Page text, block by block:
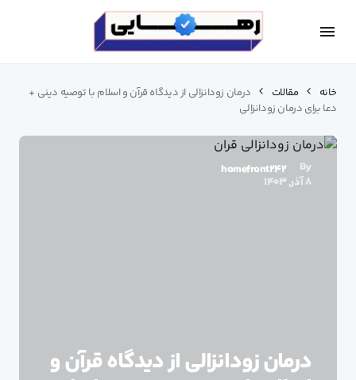
خانه مقالات
درمان زودانزالی از دیدگاه قرآن و اسلام با توصیه دینی +
دعا برای درمان زودانزالی
By
homefront242
8 آذر, 1403
درمان زودانزالی از دیدگاه قرآن و